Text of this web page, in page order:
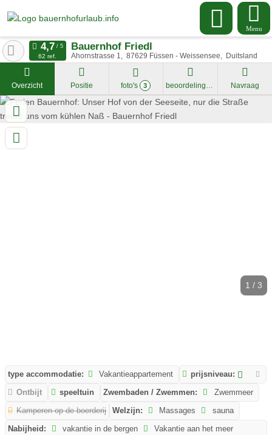
Menu
Bauernhof Friedl
Ahornstrasse 1 87629 Füssen - Weissensee Duitsland
62 ref.
Overzicht Positie foto's 3 beoordelingen Navraag
1 / 3
type accommodatie: Vakantieappartement
prijsniveau:
Ontbijt
speeltuin Zwembaden / Zwemmen:
Zwemmeer
Kamperen op de boerderij
Welzijn: Massages
sauna
Nabijheid:
vakantie in de bergen
Vakantie aan het meer